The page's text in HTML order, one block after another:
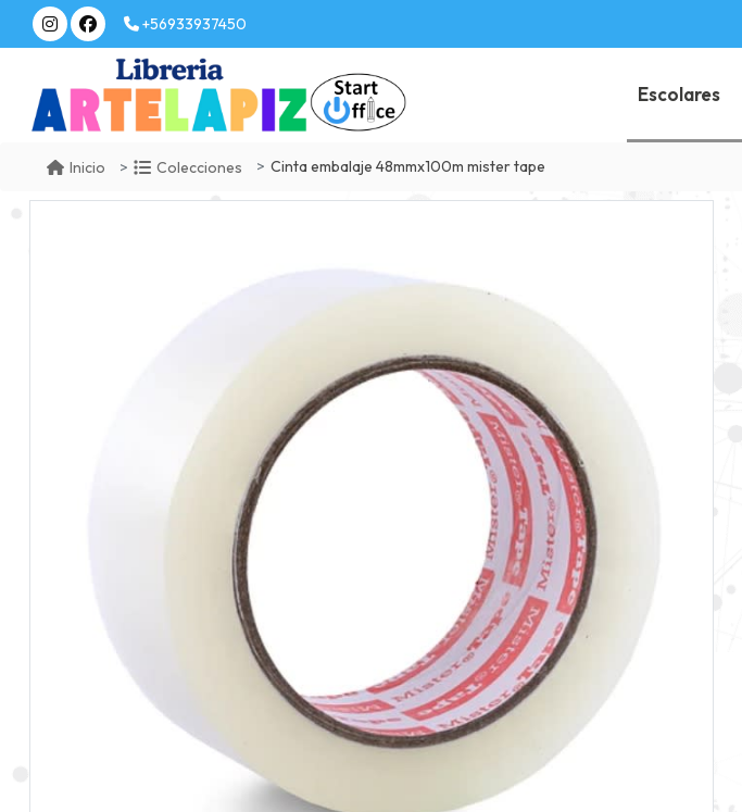
+56933937450
Escolares
Inicio Colecciones Cinta embalaje 48mmx100m mister tape